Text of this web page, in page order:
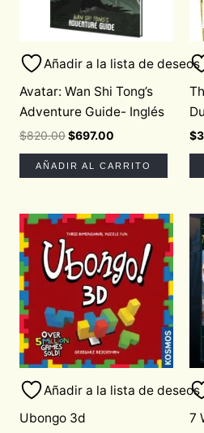
Añadir a la lista de deseos
Avatar: Wan Shi Tong’s
Adventure Guide- Inglés
$820.00$697.00
AÑADIR AL CARRITO
$
Añadir a la lista de deseos
Ubongo 3d
7